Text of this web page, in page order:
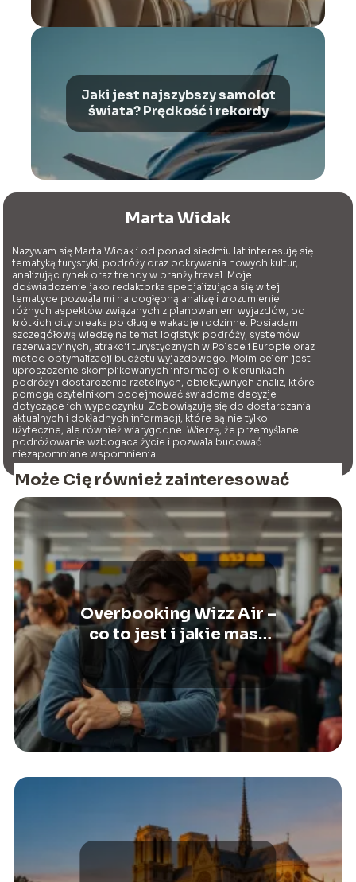
Jaki jest najszybszy samolot
świata? Prędkość i rekordy
Marta Widak
Nazywam się Marta Widak i od ponad siedmiu lat interesuję się
tematyką turystyki, podróży oraz odkrywania nowych kultur,
analizując rynek oraz trendy w branży travel. Moje
doświadczenie jako redaktorka specjalizująca się w tej
tematyce pozwala mi na dogłębną analizę i zrozumienie
różnych aspektów związanych z planowaniem wyjazdów, od
krótkich city breaks po długie wakacje rodzinne. Posiadam
szczegółową wiedzę na temat logistyki podróży, systemów
rezerwacyjnych, atrakcji turystycznych w Polsce i Europie oraz
metod optymalizacji budżetu wyjazdowego. Moim celem jest
uproszczenie skomplikowanych informacji o kierunkach
podróży i dostarczenie rzetelnych, obiektywnych analiz, które
pomogą czytelnikom podejmować świadome decyzje
dotyczące ich wypoczynku. Zobowiązuję się do dostarczania
aktualnych i dokładnych informacji, które są nie tylko
użyteczne, ale również wiarygodne. Wierzę, że przemyślane
podróżowanie wzbogaca życie i pozwala budować
niezapomniane wspomnienia.
Może Cię również zainteresować
Overbooking Wizz Air –
co to jest i jakie masz
prawa?